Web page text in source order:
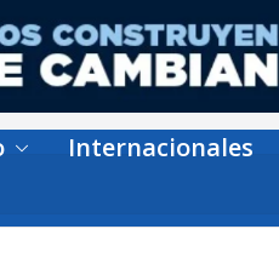
Internacionales